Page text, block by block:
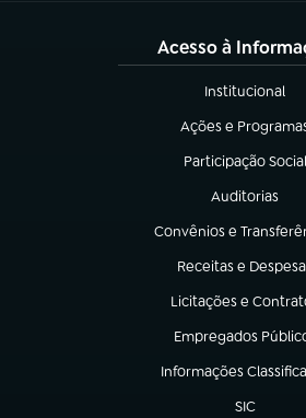
Acesso à
Institucional
(abre em nova
Ações e
(abre em nova aba)
Participação Social
(abre em nova aba)
Auditorias
(abre em nova
Convênios e
(abre em nova aba)
Receitas e
(abre em nova aba)
Licitações e
(abre em nova aba)
Empregados
(abre em nova aba)
Informações
(abre em nova aba)
SIC
(abre em